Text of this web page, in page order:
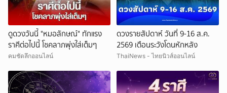
ดูดวงวันนี้ "หมอลักษณ์" ทักแรง
ราศีต่อไปนี้ โชคลาภพุ่งใส่เต็มๆ
คมชัดลึกออนไลน์
ดวงรายสัปดาห์ วันที่ 9-16 ส.ค.
2569 เตือนระวังโดนหักหลัง
ThaiNews - ไทยนิวส์ออนไลน์